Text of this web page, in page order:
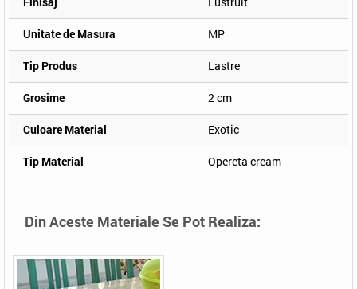
Unitate de Masura MP
Tip Produs Lastre
Grosime 2 cm
Culoare Material Exotic
Tip Material Opereta cream
Din Aceste Materiale Se Pot Realiza: